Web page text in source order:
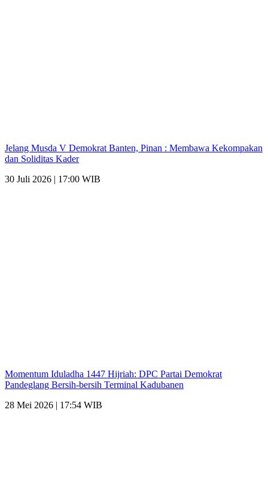
Jelang Musda V Demokrat Banten, Pinan : Membawa Kekompakan
dan Soliditas Kader
30 Juli 2026 | 17:00 WIB
Momentum Iduladha 1447 Hijriah: DPC Partai Demokrat
Pandeglang Bersih-bersih Terminal Kadubanen
28 Mei 2026 | 17:54 WIB